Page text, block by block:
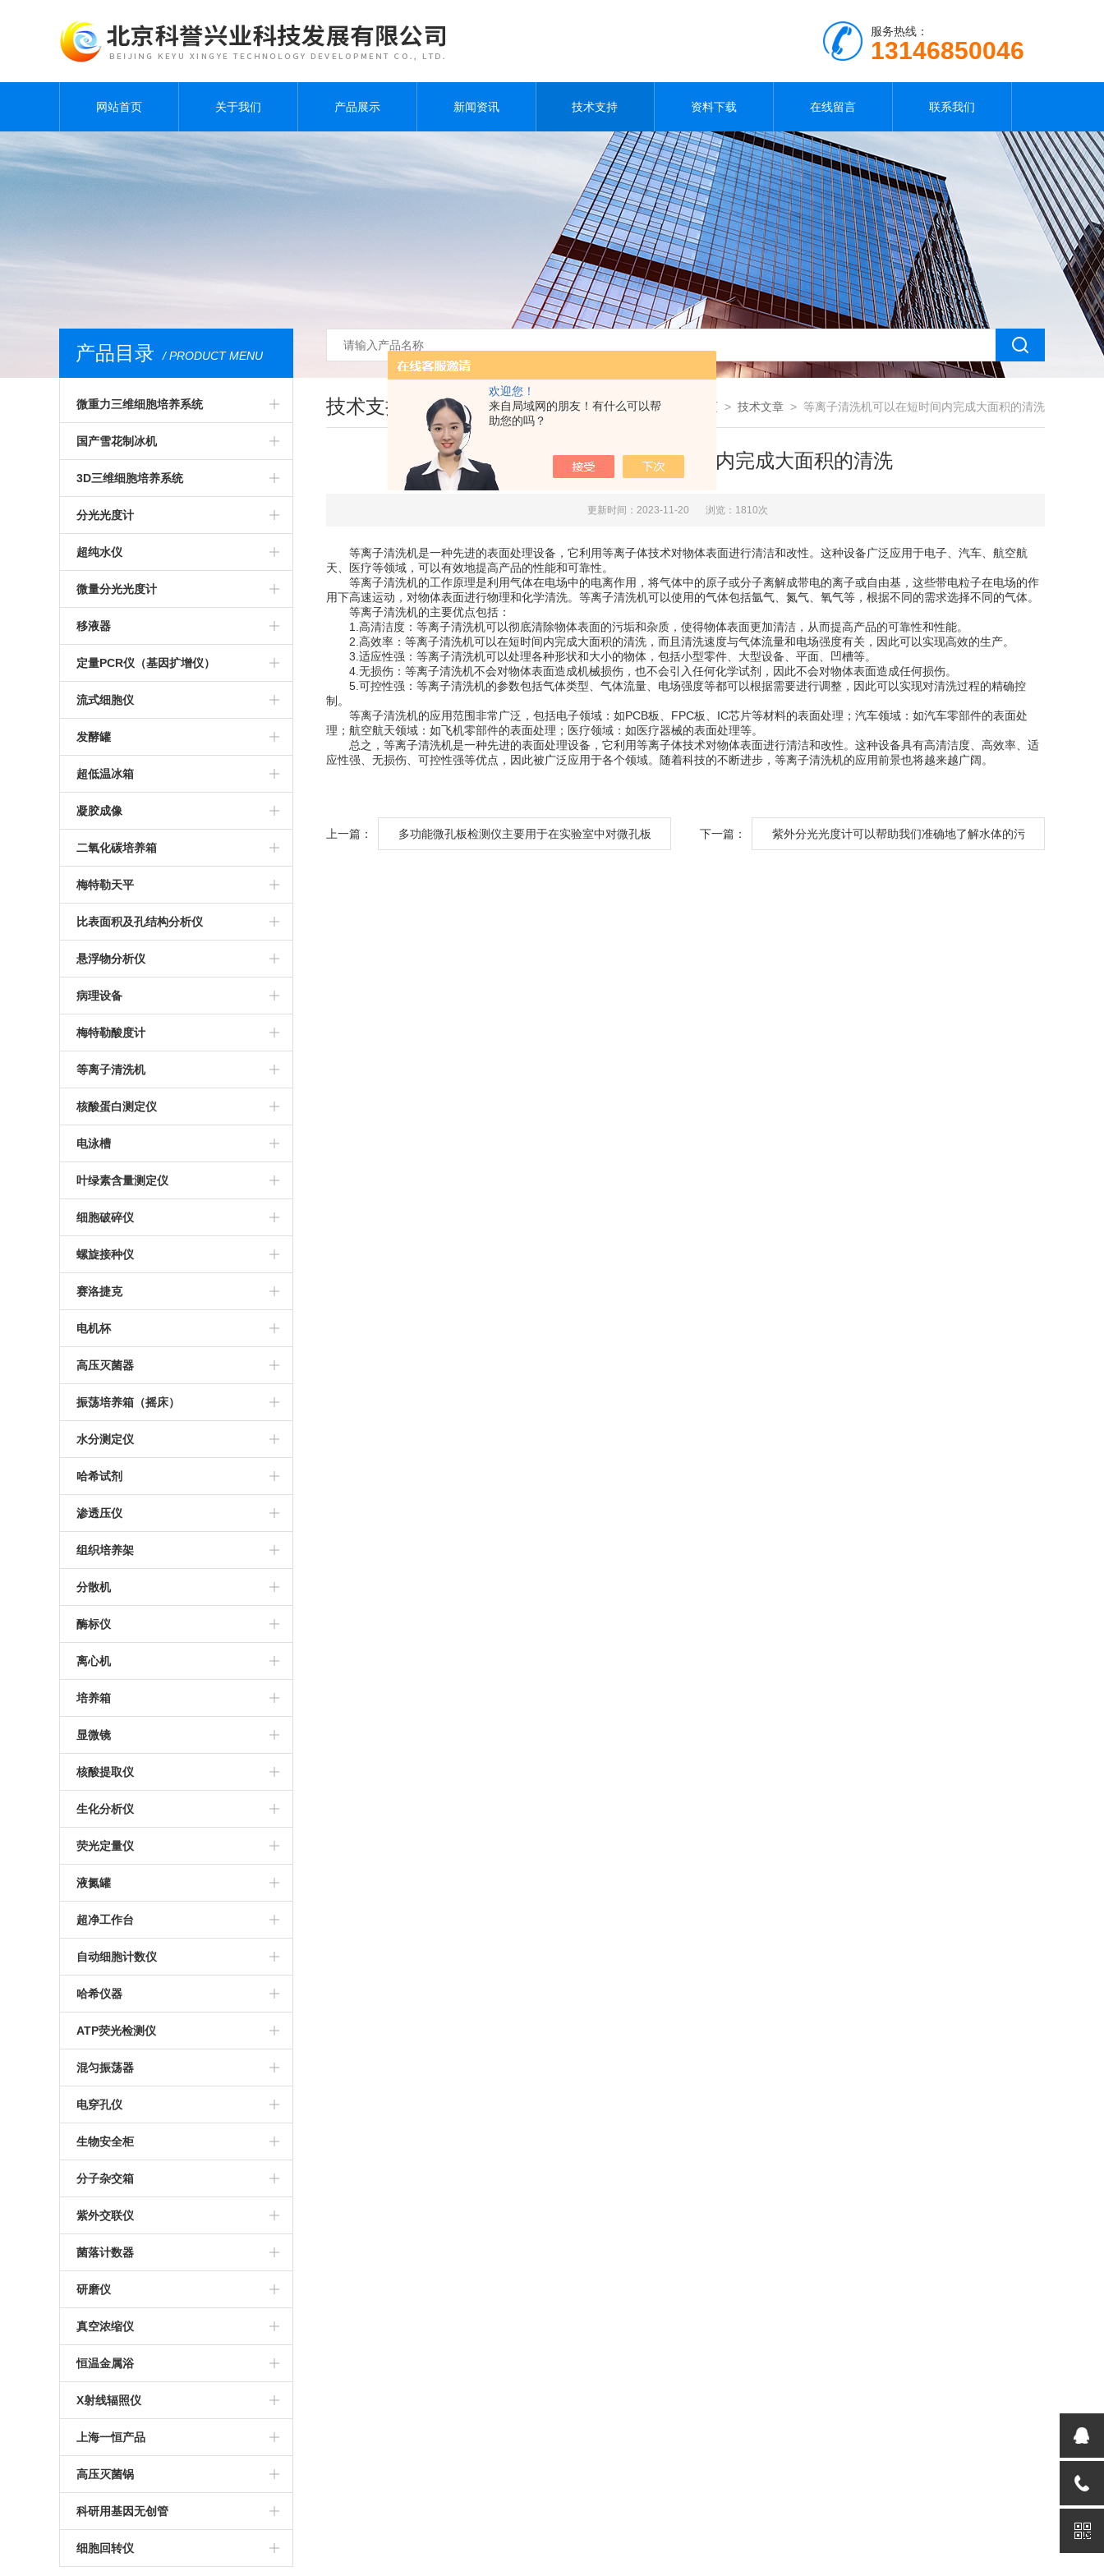
欢迎您！
来自局域网的朋友！有什么可以帮
助您的吗？
服务热线：
13146850046
网站首页 关于我们 产品展示 新闻资讯 技术支持 资料下载 在线留言 联系我们
产品目录 / PRODUCT MENU
微重力三维细胞培养系统
二轴回转培养系统
Bio SpaceX-3D微重力植物培养系统
Bio SpaceX-4DI三维旋转细胞培养
系统
BioSpace-3D微重力培养仪
TDCCS-3D微重力三维细胞培养系
统
超重力三维旋转细胞培养仪
微重力三维旋转细胞培养仪
国产雪花制冰机
科誉雪花制冰机
格兰特雪花制冰机
IMS系列雪花制冰机
3D三维细胞培养系统
Gravite微重力模拟系统
3D细胞培养系统
分光光度计
超微量紫外分光光度计
赛默飞超微量分光光度计
超纯水仪
密理博超纯水仪
Millipore 超纯水仪
美国Millipor超纯水仪
推荐超纯水仪
上海淼康纯水仪
南京易普易达超纯水仪
微量分光光度计
NanoDrop One 超微量分光光度计
紫外分光光度计
百泰克
德国IMPLEN光度计
科誉兴业光度计
推荐微量分光光度计
NanoDrop3000光度计
超微量分光光度计
移液器
ErgoOne移液器
移液器灭菌器
Eppendorf德国移液器
定量PCR仪（基因扩增仪）
ThermoFisher PCR仪
CFX Opus 96
荧光定量PCR仪
PCR操作台
罗氏PCR仪
ABI 9700 PCR仪
ABI2720 PCR仪
伯乐T100 PCR仪
安捷伦AriaMX定量PCR仪
BIO-RAD PCR仪
推荐PCR仪
流式细胞仪
BD 流式细胞仪
BD C6流式细胞仪
发酵罐
气升式发酵罐
多联不锈钢发酵罐
台式发酵罐
超低温冰箱
thermo905超低温冰箱
三洋超低温冰箱
美菱低温冰箱
海尔超低温冰箱
凝胶成像
GI-II凝胶成像系统
北京通宝达成凝胶成像
二氧化碳培养箱
上海力康二氧化碳培养箱
美国Thermo二氧化碳培养箱
美国SIM二氧化碳培养箱
梅特勒天平
梅特勒天平
比表面积及孔结构分析仪
比奥德SSA-4000系列比表面积及孔
结构分析仪
悬浮物分析仪
德国默克悬浮物分析仪
美国密勒悬浮物分析仪
病理设备
冷冻组织包埋机
全自动组织脱水机
金华科迪
莱卡切片机
德国徕卡石蜡包埋机
梅特勒酸度计
梅特勒PH计
等离子清洗机
推荐等离子清洗机
等离子清洗机
核酸蛋白测定仪
Bio-Rad核酸蛋白测定仪
电泳槽
伯乐电泳槽
叶绿素含量测定仪
日本KONTCA流式细胞仪
细胞破碎仪
宁波新芝超声波细胞破碎仪
螺旋接种仪
法国Interscience
西班牙IUL螺旋接种仪
推荐螺旋接种仪
赛洛捷克
离心机
电机杯
伯乐电机杯
高压灭菌器
推荐高压灭菌器
美国致微高压灭菌器
振荡培养箱（摇床）
WIGGENS
THZ-C恒温振荡器
水分测定仪
美国帝强水分测定仪
日本KETT水分测定仪
哈希试剂
哈希试剂
渗透压仪
进口渗透压仪
组织培养架
组织培养架
分散机
推荐分散机
德国IKA分散机
酶标仪
Thermo MultiskanFC酶标仪
BioTek SynergyLX
Bio-Rad iMark酶标仪
美国MD M4多功能酶标仪
帝肯M200 Pro多功能酶标仪
离心机
Sigma离心机
艾本德5430R离心机
艾本德5810R高速冷冻离心机
冷冻离心机
赛多利斯
Eppendorf 离心机
贝克曼CytoFLEX流式细胞仪
美国Labnet微孔板离心机
Thermo Pico17离心机
赛特湘仪离心机
Thermo离心机
培养箱
三气培养箱
霉菌培养箱
三温区光照培养箱
人工气候箱
生化培养箱
显微镜
莱卡显微镜
尼康显微镜
澳浦显微镜
倒置显微镜
推荐显微镜
核酸提取仪
百泰克核酸提取仪
核酸提取仪
生化分析仪
M-100生物传感器分析仪
S-10生物传感器分析仪
M-2000生物过程生化分析仪
Nova 多参数生化分析仪
M-900生物过程生化分析仪
谷氨酸分析仪
M-100乳酸分析仪
M-100葡萄糖分析仪
荧光定量仪
Qubit4.0
Qubit Flex荧光计
液氮罐
东亚液氮罐
MVE液氮罐
超净工作台
哈东联
自动细胞计数仪
IC1000细胞计数板
Countess 3自动细胞计数仪
Countstar Rigel S5
Thermo Fish
Countstar自动细胞计数仪
哈希仪器
DR900便携式多参数比色计
DR1010 COD测定仪
ATP荧光检测仪
美国Hyginea
混匀振荡器
TYMR-IIIA
艾本德恒温混匀仪
Eppendorf
电穿孔仪
Bio-Rad
生物安全柜
哈东联
ESCO
分子杂交箱
美国UVP
紫外交联仪
美国UVP
菌落计数器
法国interscience
研磨仪
JXFSTPRP-CLN冷冻研磨仪
真空浓缩仪
Concentrator plus
恒温金属浴
MK200-4恒温金属浴
X射线辐照仪
RS1800Q X射线细胞辐照仪
RS2000plus X射线辐照仪
RS2000pro 生物学X射线辐照仪
上海一恒产品
恒温恒湿箱
恒温振荡器
电热恒温培养箱
高压灭菌锅
申安高压灭菌锅
科研用基因无创管
Streck基因无创管
细胞回转仪
技术支持 您现在的位置： 首页 > 技术文章 > 等离子清洗机可以在短时间内完成大面积的清洗
等离子清洗机可以在短时间内完成大面积的清洗
更新时间：2023-11-20 浏览：1810次
等离子清洗机是一种先进的表面处理设备，它利用等离子体技术对物体表面进行清洁和改性。这种设备广泛应用于电子、汽车、航空航
天、医疗等领域，可以有效地提高产品的性能和可靠性。
等离子清洗机的工作原理是利用气体在电场中的电离作用，将气体中的原子或分子离解成带电的离子或自由基，这些带电粒子在电场的作
用下高速运动，对物体表面进行物理和化学清洗。等离子清洗机可以使用的气体包括氩气、氮气、氧气等，根据不同的需求选择不同的气体。
等离子清洗机的主要优点包括：
1.高清洁度：等离子清洗机可以彻底清除物体表面的污垢和杂质，使得物体表面更加清洁，从而提高产品的可靠性和性能。
2.高效率：等离子清洗机可以在短时间内完成大面积的清洗，而且清洗速度与气体流量和电场强度有关，因此可以实现高效的生产。
3.适应性强：等离子清洗机可以处理各种形状和大小的物体，包括小型零件、大型设备、平面、凹槽等。
4.无损伤：等离子清洗机不会对物体表面造成机械损伤，也不会引入任何化学试剂，因此不会对物体表面造成任何损伤。
5.可控性强：等离子清洗机的参数包括气体类型、气体流量、电场强度等都可以根据需要进行调整，因此可以实现对清洗过程的精确控
制。
等离子清洗机的应用范围非常广泛，包括电子领域：如PCB板、FPC板、IC芯片等材料的表面处理；汽车领域：如汽车零部件的表面处
理；航空航天领域：如飞机零部件的表面处理；医疗领域：如医疗器械的表面处理等。
总之，等离子清洗机是一种先进的表面处理设备，它利用等离子体技术对物体表面进行清洁和改性。这种设备具有高清洁度、高效率、适
应性强、无损伤、可控性强等优点，因此被广泛应用于各个领域。随着科技的不断进步，等离子清洗机的应用前景也将越来越广阔。
上一篇： 多功能微孔板检测仪主要用于在实验室中对微孔板 下一篇： 紫外分光光度计可以帮助我们准确地了解水体的污